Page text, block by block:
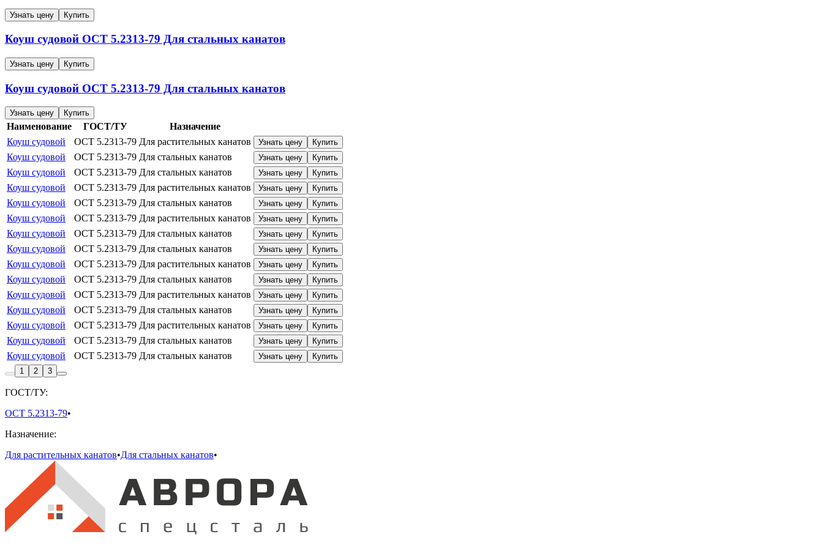
Узнать цену Купить
Коуш судовой ОСТ 5.2313-79 Для стальных канатов
Узнать цену Купить
Коуш судовой ОСТ 5.2313-79 Для стальных канатов
Узнать цену Купить
Наименование ГОСТ/ТУ
Назначение
Коуш судовой
ОСТ 5.2313-79 Для растительных канатов Узнать цену Купить
Коуш судовой ОСТ 5.2313-79 Для стальных канатов Узнать цену Купить
Коуш судовой ОСТ 5.2313-79 Для стальных канатов Узнать цену Купить
Коуш судовой ОСТ 5.2313-79 Для растительных канатов Узнать цену Купить
Коуш судовой ОСТ 5.2313-79 Для стальных канатов Узнать цену Купить
Коуш судовой ОСТ 5.2313-79 Для растительных канатов Узнать цену Купить
Коуш судовой ОСТ 5.2313-79 Для стальных канатов Узнать цену Купить
Коуш судовой ОСТ 5.2313-79 Для стальных канатов Узнать цену Купить
Коуш судовой ОСТ 5.2313-79 Для растительных канатов Узнать цену Купить
Коуш судовой ОСТ 5.2313-79 Для стальных канатов Узнать цену Купить
Коуш судовой ОСТ 5.2313-79 Для растительных канатов Узнать цену Купить
Коуш судовой ОСТ 5.2313-79 Для стальных канатов Узнать цену Купить
Коуш судовой ОСТ 5.2313-79 Для растительных канатов Узнать цену Купить
Коуш судовой ОСТ 5.2313-79 Для стальных канатов Узнать цену Купить
Коуш судовой ОСТ 5.2313-79 Для стальных канатов Узнать цену
Купить
1
2 3
ГОСТ/ТУ:
ОСТ 5.2313-79•
Назначение:
Для растительных канатов•Для стальных канатов•